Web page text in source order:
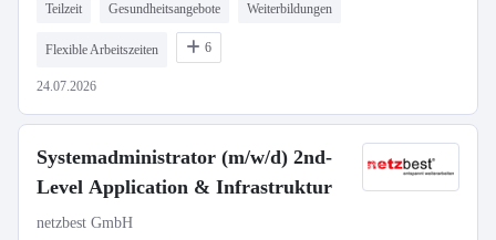
Teilzeit Gesundheitsangebote Weiterbildungen
Flexible Arbeitszeiten 6
24.07.2026
Systemadministrator (m/w/d) 2nd-
Level Application & Infrastruktur
netzbest GmbH